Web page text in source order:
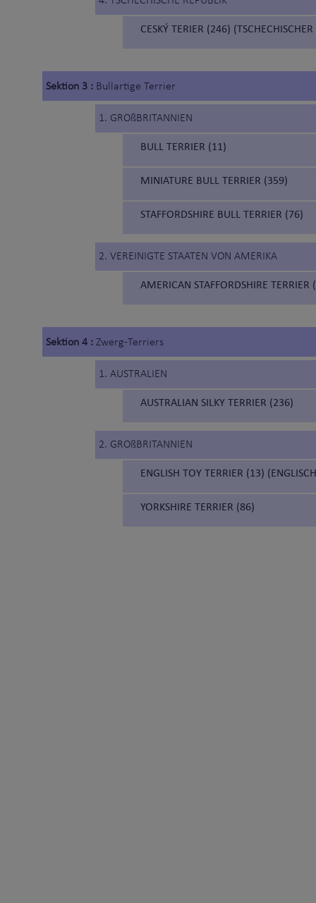
CESKÝ TERIER (246)
Sektion 3 : Bullartige Terrier
1. GROßBRITANNIEN
BULL TERRIER (11)
MINIATURE BULL TERRIER (359)
STAFFORDSHIRE BULL TERRIER (76)
2. VEREINIGTE STAATEN VON AMERIKA
AMERICAN STAFFORDSHIRE TERRIER
Sektion 4 : Zwerg-Terriers
1. AUSTRALIEN
AUSTRALIAN SILKY TERRIER (236)
2. GROßBRITANNIEN
ENGLISH TOY TERRIER (13)
YORKSHIRE TERRIER (86)